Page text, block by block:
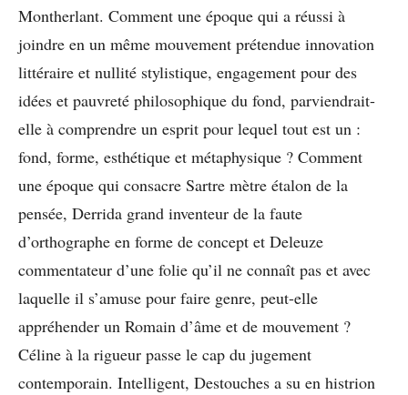
Montherlant. Comment une époque qui a réussi à
joindre en un même mouvement prétendue innovation
littéraire et nullité stylistique, engagement pour des
idées et pauvreté philosophique du fond, parviendrait-
elle à comprendre un esprit pour lequel tout est un :
fond, forme, esthétique et métaphysique ? Comment
une époque qui consacre Sartre mètre étalon de la
pensée, Derrida grand inventeur de la faute
d’orthographe en forme de concept et Deleuze
commentateur d’une folie qu’il ne connaît pas et avec
laquelle il s’amuse pour faire genre, peut-elle
appréhender un Romain d’âme et de mouvement ?
Céline à la rigueur passe le cap du jugement
contemporain. Intelligent, Destouches a su en histrion